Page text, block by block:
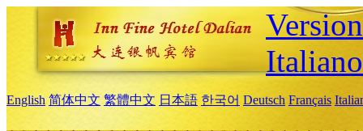
Italiano
English 简体中文 繁體中文 日本語 한국어 Deutsch Français